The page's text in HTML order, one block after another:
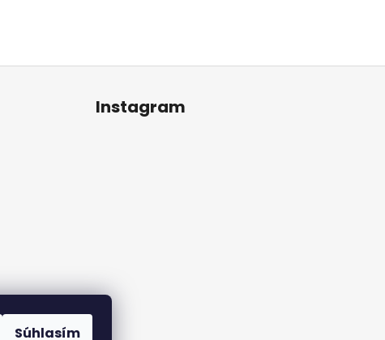
Súhlasím
Instagram